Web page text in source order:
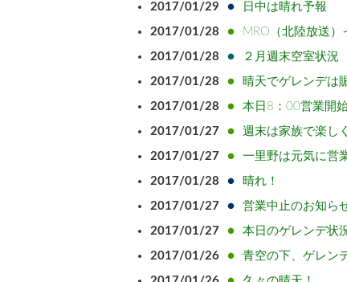
2017/01/29 日中は晴れ予報
2017/01/28 MRO（北陸放送）
2017/01/28 ２月週末空室状況
2017/01/28 晴天でゲレンデは
2017/01/28 本日8：00営業開始
2017/01/27 週末は家族で楽し
2017/01/27 一里野は元気に営
2017/01/28 晴れ！
2017/01/27 営業中止のお知ら
2017/01/27 本日のゲレンデ状
2017/01/26 青空の下、ゲレン